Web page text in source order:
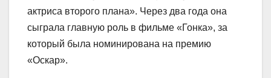
актриса второго плана». Через два года она
сыграла главную роль в фильме «Гонка», за
который была номинирована на премию
«Оскар».